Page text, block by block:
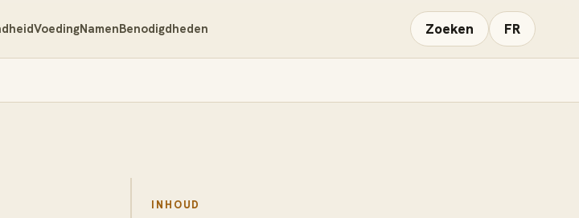
VoedingNamenBenodigdheden Zoeken FR
INHOUD